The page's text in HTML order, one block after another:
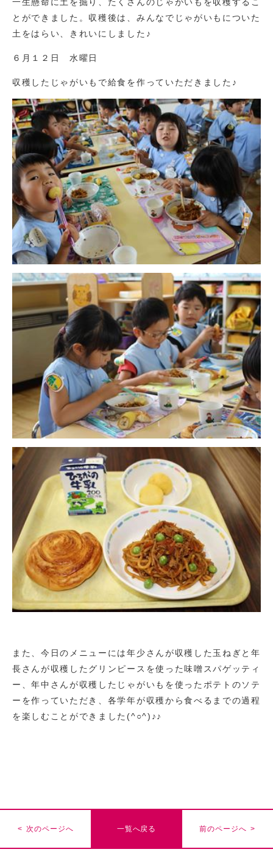
一生懸命に土を掘り、たくさんのじゃがいもを収穫するこ
とができました。収穫後は、みんなでじゃがいもについた
土をはらい、きれいにしました♪
６月１２日 水曜日
収穫したじゃがいもで給食を作っていただきました♪
また、今日のメニューには年少さんが収穫した玉ねぎと年
長さんが収穫したグリンピースを使った味噌スパゲッティ
ー、年中さんが収穫したじゃがいもを使ったポテトのソテ
ーを作っていただき、各学年が収穫から食べるまでの過程
を楽しむことができました(^○^)♪♪
< 次のページへ 一覧へ戻る 前のページへ >